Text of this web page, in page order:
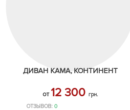
ДИВАН КАМА, КОНТИНЕНТ
от12 300 грн.
ОТЗЫВОВ: 0